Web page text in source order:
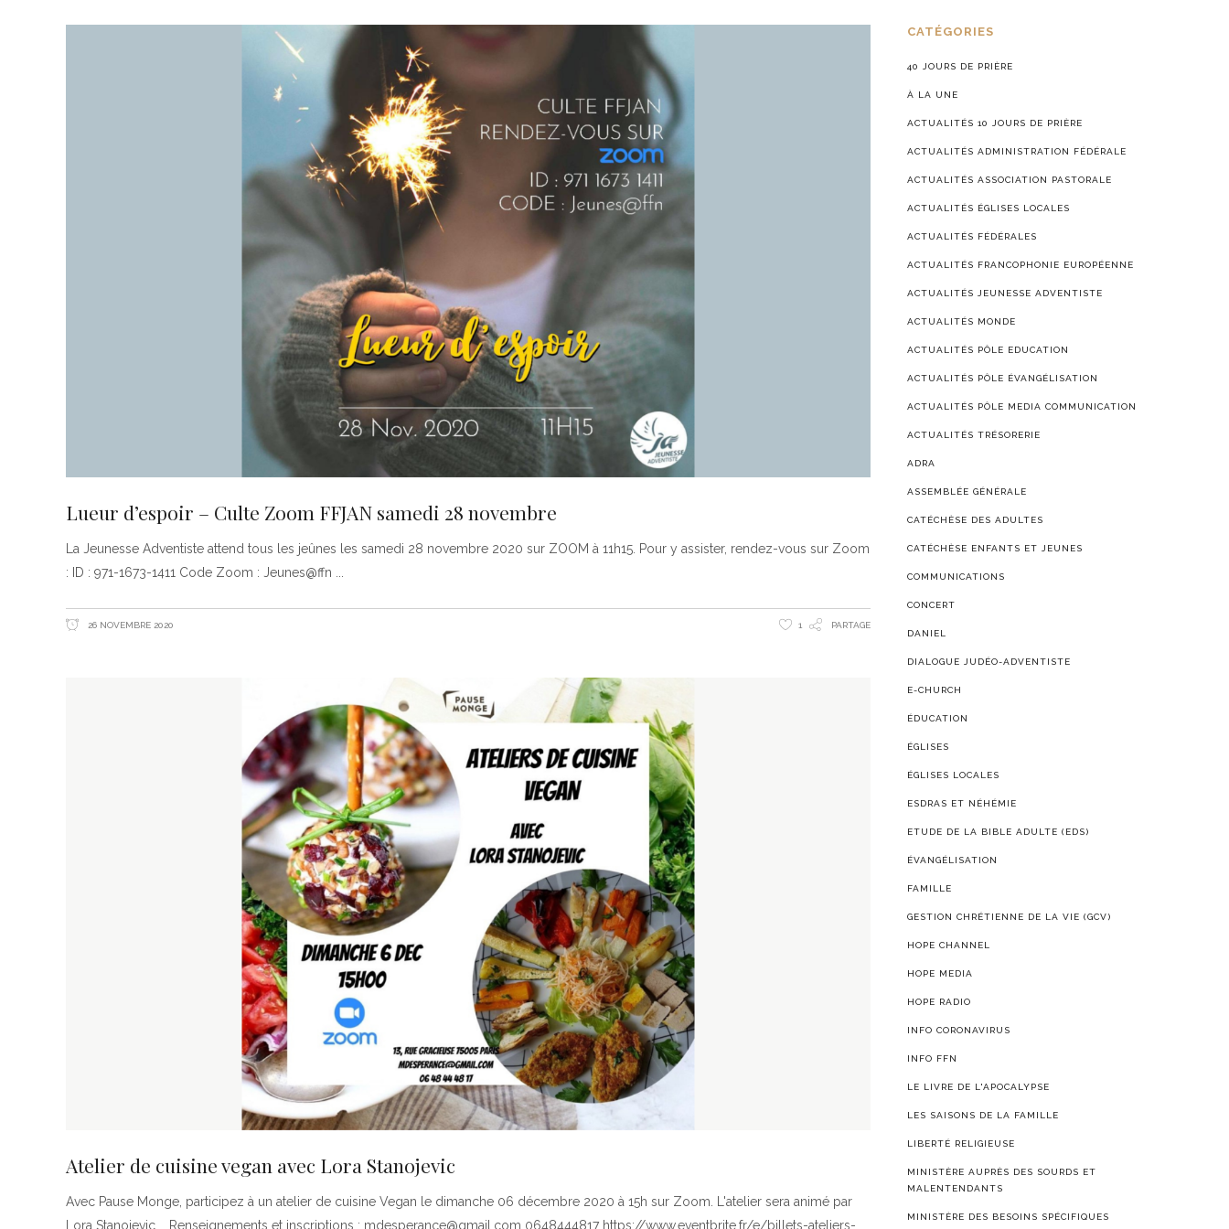
Lueur d’espoir – Culte Zoom FFJAN samedi 28 novembre
La Jeunesse Adventiste attend tous les jeûnes les samedi 28 novembre 2020 sur ZOOM à 11h15. Pour y assister, rendez-vous sur Zoom
: ID : 971-1673-1411 Code Zoom : Jeunes@ffn
26 NOVEMBRE 2020 1 PARTAGE
Atelier de cuisine vegan avec Lora Stanojevic
Avec Pause Monge, participez à un atelier de cuisine Vegan le dimanche 06 décembre 2020 à 15h sur Zoom. L'atelier sera animé par
Lora Stanojevic. Renseignements et inscriptions : mdesperance@gmail.com 0648444817 https://www.eventbrite.fr/e/billets-ateliers-
CATÉGORIES
40 JOURS DE PRIÈRE
À LA UNE
ACTUALITÉS 10 JOURS DE PRIÈRE
ACTUALITÉS ADMINISTRATION FÉDÉRALE
ACTUALITÉS ASSOCIATION PASTORALE
ACTUALITÉS ÉGLISES LOCALES
ACTUALITÉS FÉDÉRALES
ACTUALITÉS FRANCOPHONIE EUROPÉENNE
ACTUALITÉS JEUNESSE ADVENTISTE
ACTUALITÉS MONDE
ACTUALITÉS PÔLE EDUCATION
ACTUALITÉS PÔLE ÉVANGÉLISATION
ACTUALITÉS PÔLE MEDIA COMMUNICATION
ACTUALITÉS TRÉSORERIE
ADRA
ASSEMBLÉE GÉNÉRALE
CATÉCHÈSE DES ADULTES
CATÉCHÈSE ENFANTS ET JEUNES
COMMUNICATIONS
CONCERT
DANIEL
DIALOGUE JUDÉO-ADVENTISTE
E-CHURCH
ÉDUCATION
ÉGLISES
ÉGLISES LOCALES
ESDRAS ET NÉHÉMIE
ETUDE DE LA BIBLE ADULTE (EDS)
ÉVANGÉLISATION
FAMILLE
GESTION CHRÉTIENNE DE LA VIE (GCV)
HOPE CHANNEL
HOPE MEDIA
HOPE RADIO
INFO CORONAVIRUS
INFO FFN
LE LIVRE DE L'APOCALYPSE
LES SAISONS DE LA FAMILLE
LIBERTÉ RELIGIEUSE
MINISTÈRE AUPRÈS DES SOURDS ET
MALENTENDANTS
MINISTÈRE DES BESOINS SPÉCIFIQUES